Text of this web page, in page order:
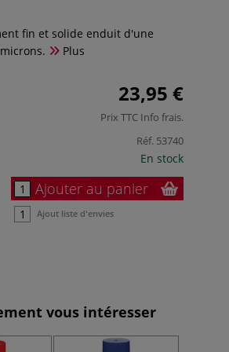
fin et solide enduit d'une
Plus
23,95 €
Prix TTC Info frais.
Réf. 53740
En stock
Ajouter au panier
Ajout liste d'envies
vous intéresser